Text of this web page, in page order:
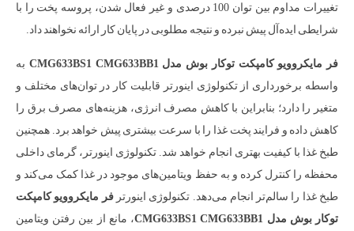
تغییرات مداوم بین توان 100 درصدی و غیر فعال شدن، پروسه پخت را با
شرایطی ایده‌آل پیش نبرده و نتیجه مطلوبی در پایان کار ارائه نخواهند داد.
فر مایکروویو کامپکت توکار بوش مدل CMG633BS1 CMG633BB1
به
واسطه برخورداری از تکنولوژی اینورتر قابلیت کار در توان‌های مختلف و
متغیر را دارد؛ بنابراین با کاهش مصرف انرژی، هزینه‌های مصرف برق را
کاهش داده و فرایند پخت غذا را با سرعت بیشتری پیش خواهد برد. همچنین
طبخ غذا با کیفیت بهتری انجام خواهد شد. تکنولوژی اینورتر، گرمای داخلی
محفظه را کنترل کرده و به حفظ ویتامین‌های موجود در غذا کمک می‌کند و
طبخ غذا را سالم‌تر انجام می‌دهد. تکنولوژی اینورترفر مایکروویو کامپکت
توکار بوش مدل CMG633BS1 CMG633BB1
، مانع از بین رفتن ویتامین